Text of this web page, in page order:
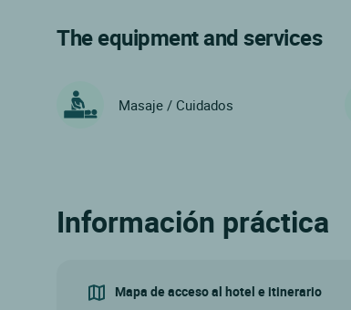
The equipment and services
Masaje / Cuidados
Información práctica
Mapa de acceso al hotel e itinerario